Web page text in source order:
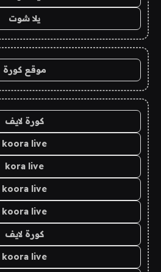
يلا شوت
موقع كورة
كورة لايف
koora live
kora live
koora live
koora live
كورة لايف
koora live